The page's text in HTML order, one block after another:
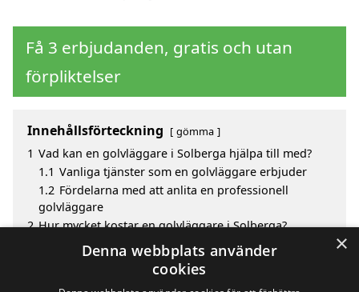
Få 3 erbjudanden, gratis och utan
förpliktelser
Innehållsförteckning gömma
1 Vad kan en golvläggare i Solberga hjälpa till med?
1.1 Vanliga tjänster som en golvläggare erbjuder
1.2 Fördelarna med att anlita en professionell
golvläggare
2 Hur mycket kostar en golvläggare i Solberga?
Fördelar med att välja golvläggare i Solberga
Sök efter en skicklig golvläggare i de omgivande
×
Denna webbplats använder
cookies